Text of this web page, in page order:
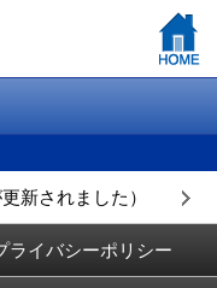
新されました）
ライバシーポリシー